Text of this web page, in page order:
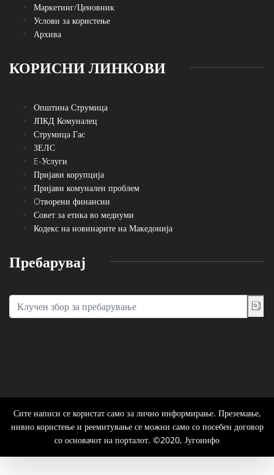
Маркетинг/Ценовник
Услови за користење
Архива
КОРИСНИ ЛИНКОВИ
Општина Струмица
ЈПКД Комуналец
Струмица Гас
ЗЕЛС
E-Услуги
Пријави корупција
Пријави комунален проблем
Oтворени финансии
Совет за етика во медиуми
Кодекс на новинарите на Македонија
Пребарувај
Сите написи се користат само за лично информирање. Преземање,
нивно користење и реемитување се можни само со посебен договор
со основачот на порталот. ©2020, Југоинфо